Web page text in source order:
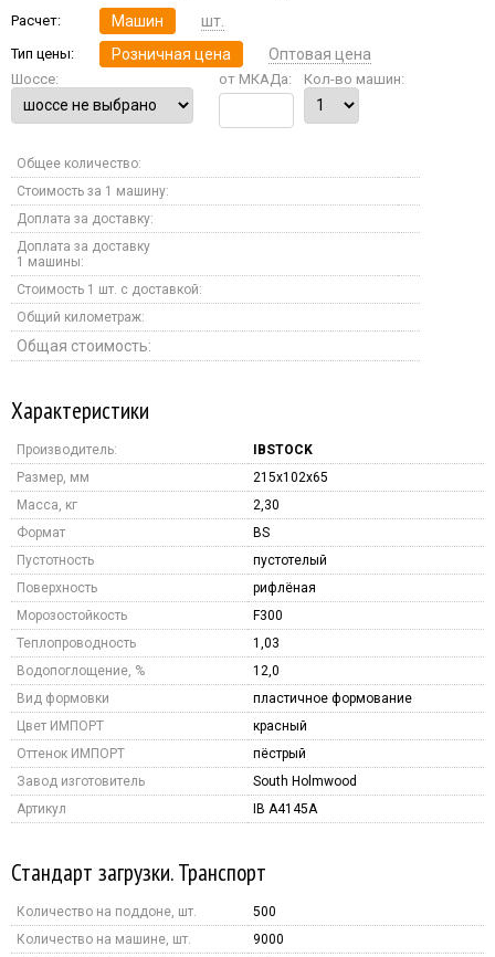
Расчет: Машин шт.
Тип цены: Розничная цена Оптовая цена
Шоссе: от МКАДа: Кол-во машин:
Общее количество:
Стоимость за 1 машину:
Доплата за доставку:
Доплата за доставку
1 машины:
Стоимость 1 шт. с доставкой:
Общий километраж:
Общая стоимость:
Характеристики
Производитель:
IBSTOCK
Размер, мм
215x102x65
Масса, кг
2,30
Формат
BS
Пустотность
пустотелый
Поверхность
рифлёная
Морозостойкость
F300
Теплопроводность
1,03
Водопоглощение, %
12,0
Вид формовки
пластичное формование
Цвет ИМПОРТ
красный
Оттенок ИМПОРТ
пёстрый
Завод изготовитель
South Holmwood
Артикул
IB A4145A
Стандарт загрузки. Транспорт
Количество на поддоне, шт.
500
Количество на машине, шт.
9000